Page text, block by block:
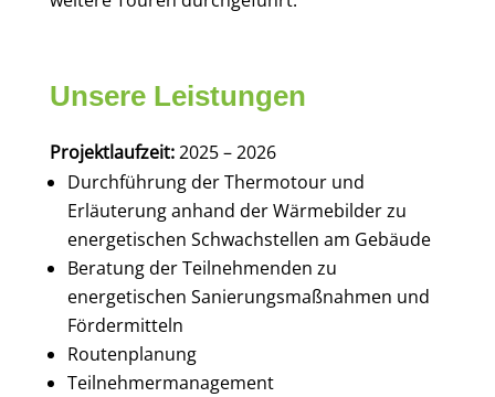
Unsere Leistungen
Projektlaufzeit:2025 – 2026
Durchführung der Thermotour und
Erläuterung anhand der Wärmebilder zu
energetischen Schwachstellen am Gebäude
Beratung der Teilnehmenden zu
energetischen Sanierungsmaßnahmen und
Fördermitteln
Routenplanung
Teilnehmermanagement